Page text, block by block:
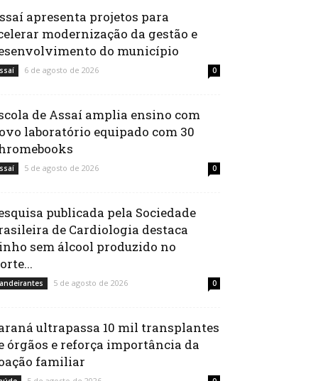
apresenta projetos para
modernização da gestão e
do município
6 de agosto de 2026 0
de Assaí amplia ensino com
laboratório equipado com 30
5 de agosto de 2026 0
publicada pela Sociedade
de Cardiologia destaca
sem álcool produzido no
5 de agosto de 2026 0
ultrapassa 10 mil transplantes
órgãos e reforça importância da
familiar